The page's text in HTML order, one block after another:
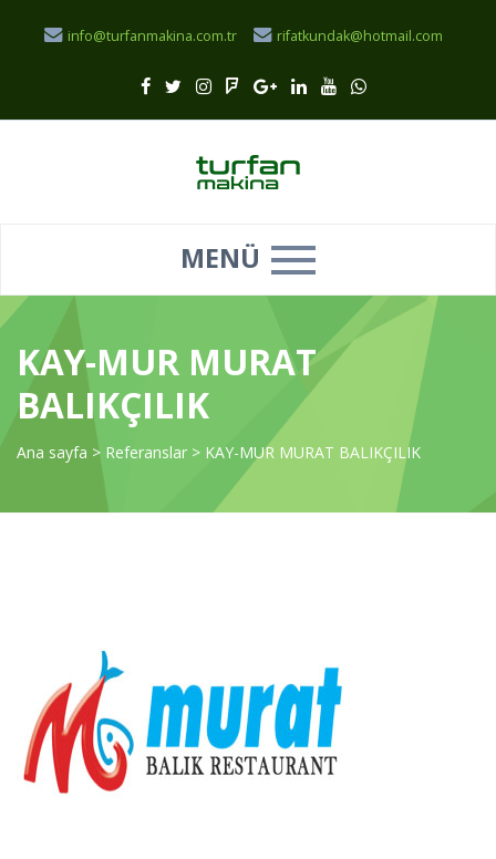
info@turfanmakina.com.tr rifatkundak@hotmail.com
MENÜ
KAY-MUR MURAT
BALIKÇILIK
Ana sayfa > Referanslar > KAY-MUR MURAT BALIKÇILIK